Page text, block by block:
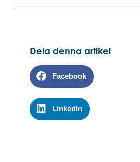
Dela denna artikel
Facebook
LinkedIn